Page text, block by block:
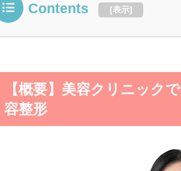
Contents [表示]
【概要】美容クリニック
容整形